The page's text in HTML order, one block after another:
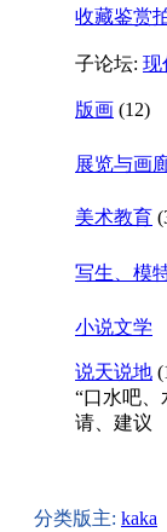
收藏鉴赏
子论坛: 现
版画 (12)
展览与画
美术教育
写生、模
小说文学
说天说地
“口水吧
请、建议
分类版主: kaka